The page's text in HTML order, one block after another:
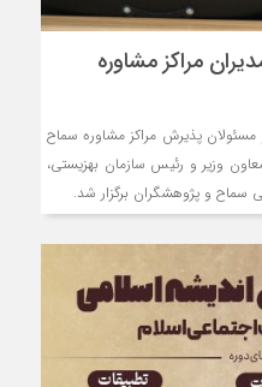
مراکز مشاوره
پذیرش مراکز مشاوره سماح
وزیر و رئیس سازمان بهزیستی،
سماح و پژوهشگران برگزار شد.